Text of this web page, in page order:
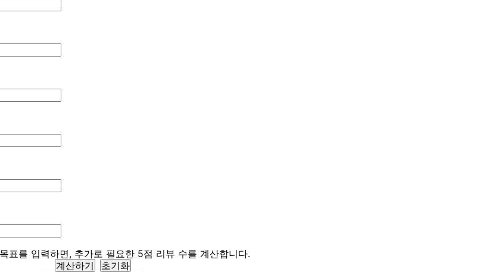
표를 입력하면, 추가로 필요한 5점 리뷰 수를 계산합니다.
계산하기
초기화